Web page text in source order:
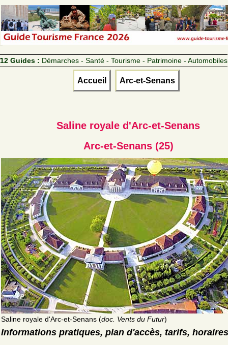
12 Guides : Démarches - Santé - Tourisme - Patrimoine - Automobiles
Accueil Arc-et-Senans
Saline royale d'Arc-et-Senans
Arc-et-Senans (25)
Saline royale d'Arc-et-Senans (doc. Vents du Futur)
Informations pratiques, plan d'accès, tarifs, horaires